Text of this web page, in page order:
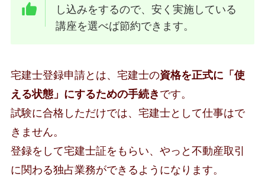
し込みをするので、安く実施している
講座を選べば節約できます。
宅建士登録申請とは、宅建士の資格を正式に「使
える状態」にするための手続き です。
試験に合格しただけでは、宅建士として仕事はで
きません。
登録をして宅建士証をもらい、やっと不動産取引
に関わる独占業務ができるようになります。